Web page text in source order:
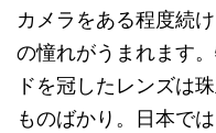
カメラをある程度続
の憧れがうまれます
ドを冠したレンズは
ものばかり。日本で